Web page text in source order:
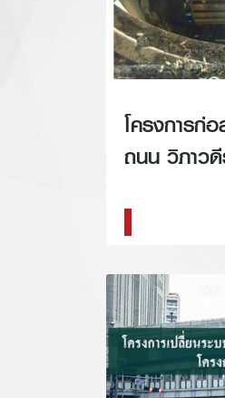
โครงการก่
ถนน วิภาว